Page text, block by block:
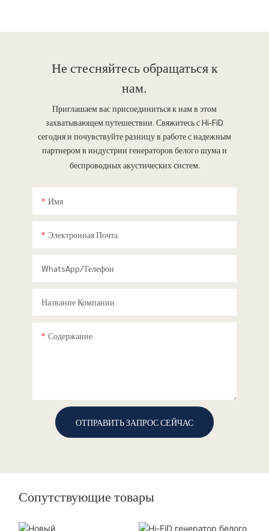
Не стесняйтесьобращаться к
нам.
Приглашаем вас присоединиться к нам в этом
захватывающем путешествии. Свяжитесь с Hi-FiD
сегодня и почувствуйте разницу в работе с надежным
партнером в индустрии генераторов белого шума и
беспроводных акустических систем.
Имя
Электронная Почта
WhatsApp/телефон
Название Компании
Содержание
ОТПРАВИТЬ ЗАПРОС СЕЙЧАС
Сопутствующие товары